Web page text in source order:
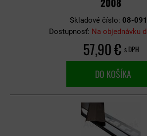
Skladové číslo: 08-
Dostupnosť: Na objednávku
57,90 € s DPH
DO KOŠÍKA